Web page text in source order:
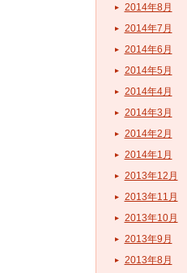
2014年8月
2014年7月
2014年6月
2014年5月
2014年4月
2014年3月
2014年2月
2014年1月
2013年12月
2013年11月
2013年10月
2013年9月
2013年8月